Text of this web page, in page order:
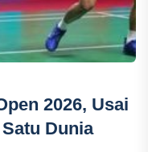
2026, Usai
Dunia